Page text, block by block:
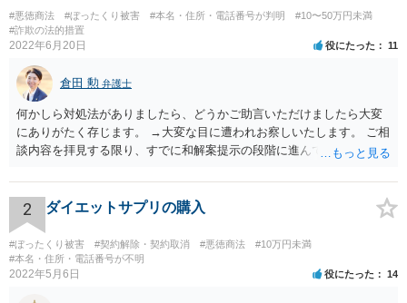
#悪徳商法 #ぼったくり被害 #本名・住所・電話番号が判明
#10〜50万円未満
#詐欺の法的措置
2022年6月20日 役にたった 11
倉田 勲 弁護士
何かしら対処法がありましたら、どうかご助言いただけましたら大変
にありがたく存じます。 →大変な目に遭われお察しいたします。 ご相
談内容を拝見する限り、すでに和解案提示の段階に進んでいるとなる
にあたってはそれらの書面や証拠を拝見しないと適切な回答は難しい
ですので、書面などをもってお近くの法律事務所でセカンドオピニオ
ンを受けることをお勧めします。
2 ダイエットサプリの購入
#ぼったくり被害 #契約解除・契約取消 #悪徳商法
#10万円未満
#本名・住所・電話番号が不明
2022年5月6日 役にたった 14